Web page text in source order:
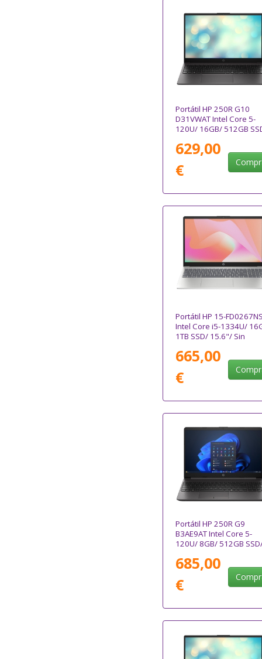
Portátil HP 250R G10
D31VWAT Intel Core 5-
120U/ 16GB/ 512GB
Operativo
629,00
€
Portátil HP 15-
Intel Core i5-1334U/
1TB SSD/ 15.6"/ Sin
665,00
€
Portátil HP 250R G9
B3AE9AT Intel Core 5-
120U/ 8GB/ 512GB
685,00
€